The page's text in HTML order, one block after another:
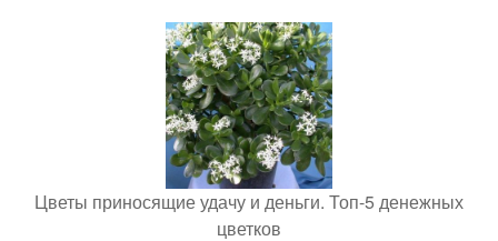
Цветы приносящие удачу и деньги. Топ-5 денежных
цветков